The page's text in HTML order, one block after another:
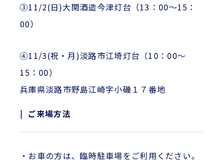
③11/2(日)大関酒造今津灯台（13：00～15：
00）
④11/3(祝・月)淡路市江埼灯台（10：00～
15：00）
兵庫県淡路市野島江崎字小磯１７番地
ご来場方法
・お車の方は、臨時駐車場をご利用ください。